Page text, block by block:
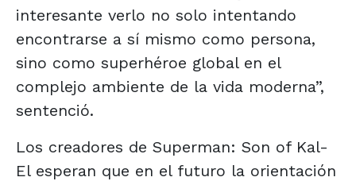
interesante verlo no solo intentando
encontrarse a sí mismo como persona,
sino como superhéroe global en el
complejo ambiente de la vida moderna”,
sentenció.
Los creadores de Superman: Son of Kal-
El esperan que en el futuro la orientación